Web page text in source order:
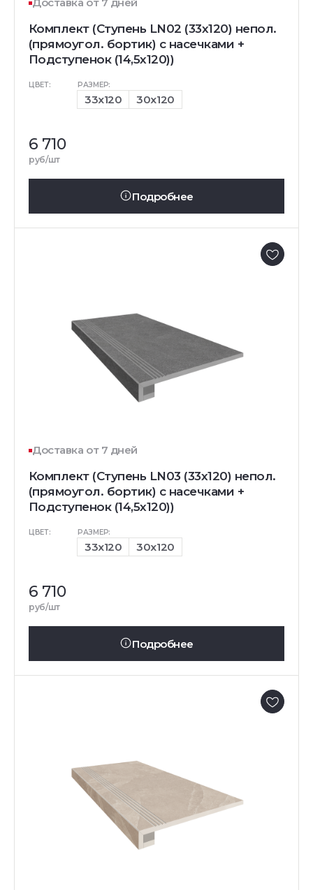
Комплект (Ступень LN02 (33x120) непол.
(прямоугол. бортик) с насечками +
Подступенок (14,5x120))
ЦВЕТ: РАЗМЕР:
33x120 30x120
6 710
руб/шт
Подробнее
Доставка от 7 дней
Комплект (Ступень LN03 (33x120) непол.
(прямоугол. бортик) с насечками +
Подступенок (14,5x120))
ЦВЕТ: РАЗМЕР:
33x120 30x120
6 710
руб/шт
Подробнее